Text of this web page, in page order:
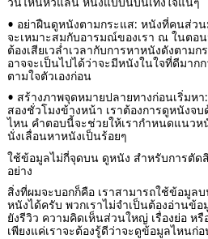
วันไหนหัวแล่น หนังแบบนี้บันเทิงใจแน่ๆ
• อย่าฝืนดูหนังตามกระแส: หนังที่คนส่วน
จะเหมาะสมกับอารมณ์ของเรา ณ ในตอ
ต้องเสียเวล่ำเวลากับการหาหนังดังตาม
อาจจะเป็นไปได้ว่าจะมีหนังในใจที่ดีมาก
ตามใจตัวเองก่อน
• สร้างภาพจุดหมายปลายทางก่อนเริ่มห
สองชั่วโมงข้างหน้า เราต้องการดูหนังจ
ไหน คำตอบนี้จะช่วยให้เรากำหนดแนวห
นั่งเลื่อนหาหนังเป็นร้อยๆ
ใช้ข้อมูลไม่กี่จุดบน ดูหนัง สำหรับการตัด
อย่าง
สิ่งที่ผมจะบอกก็คือ เราสามารถใช้ข้อมูล
หนังได้ครับ พวกเราไม่จำเป็นต้องอ่านข้
ยังรีวิว ความคิดเห็นส่วนใหญ่ เรื่องย่อ ห
เพียงแค่เราจะต้องรู้ดีว่าจะดูข้อมูลไหนก่